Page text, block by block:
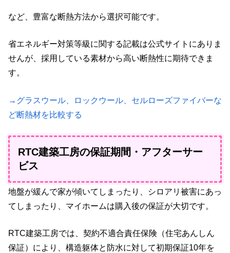
など、豊富な断熱方法から選択可能です。
省エネルギー対策等級に関する記載は公式サイトにありま
せんが、採用している素材から高い断熱性に期待できま
す。
→グラスウール、ロックウール、セルローズファイバーな
ど断熱材を比較する
RTC建築工房の保証期間・アフターサー
ビス
地盤が緩んで家が傾いてしまったり、シロアリ被害にあっ
てしまったり、マイホームは購入後の保証が大切です。
RTC建築工房では、契約不適合責任保険（住宅あんしん
保証）により、構造躯体と防水に対して初期保証10年を